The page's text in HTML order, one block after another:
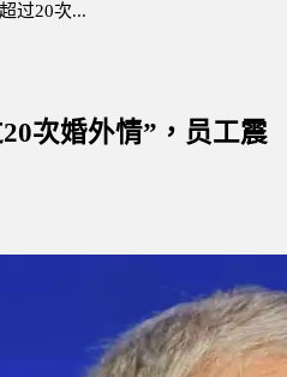
过20次...
次婚外情”，员工震